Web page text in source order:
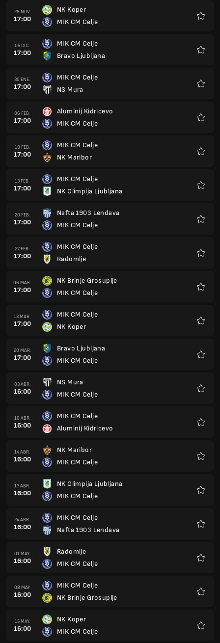
28 NOV.
17:00
NK Koper
MIK CM Celje
05 DIC.
17:00
MIK CM Celje
Bravo Ljubljana
30 ENE.
17:00
MIK CM Celje
NS Mura
06 FEB.
17:00
Aluminij Kidricevo
MIK CM Celje
10 FEB.
17:00
MIK CM Celje
NK Maribor
13 FEB.
17:00
MIK CM Celje
NK Olimpija Ljubljana
20 FEB.
17:00
Nafta 1903 Lendava
MIK CM Celje
27 FEB.
17:00
MIK CM Celje
Radomlje
06 MAR.
17:00
NK Brinje Grosuplje
MIK CM Celje
13 MAR.
17:00
MIK CM Celje
NK Koper
20 MAR.
17:00
Bravo Ljubljana
MIK CM Celje
03 ABR.
16:00
NS Mura
MIK CM Celje
10 ABR.
16:00
MIK CM Celje
Aluminij Kidricevo
14 ABR.
16:00
NK Maribor
MIK CM Celje
17 ABR.
16:00
NK Olimpija Ljubljana
MIK CM Celje
24 ABR.
16:00
MIK CM Celje
Nafta 1903 Lendava
01 MAY.
16:00
Radomlje
MIK CM Celje
08 MAY.
16:00
MIK CM Celje
NK Brinje Grosuplje
15 MAY.
16:00
NK Koper
MIK CM Celje